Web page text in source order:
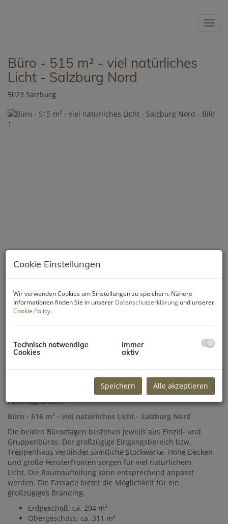
Büro - 515 m² - viel natürliches
Licht - Salzburg Nord
5023 Salzburg
Beschreibung
Zur Untervermietung gelangen diese Büroeinheit mit ca. 515
m² Nutzfläche, welche sich auf zwei Etagen verteilt samt guter
Parkmöglichkeit.
Büro - 516 m² - viel natürliches Licht - Salzburg Nord
Die beiden Büroetagen bestehen jeweils aus Einzel- und
Gruppenbüros. Der großzügige Eingangsbereich bzw.
Treppenhaus verbindet sämtliche Stockwerke. Hohe Decken
und große Fensterfronten sorgen für viel natürlichem
Licht. Die Raumaufteilung kann entsprechend anpasst
werden. Die Fassade bietet die Möglichkeit für ein
großzügiges Branding.
Erdgeschoß: ca. 204 m²
Obergeschoss: ca. 311 m²
Cookie Einstellungen
Wir verwenden Cookies um Einstellungen zu speichern. Nähere
Informationen finden Sie in unserer Datenschutzerklärung und unserer
Cookie Policy.
Technisch notwendige
Cookies
immer
aktiv
Speichern Alle akzeptieren